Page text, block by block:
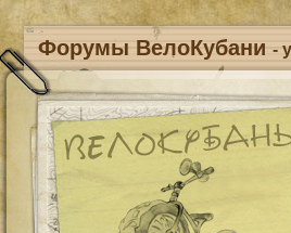
Форумы ВелоКубани -